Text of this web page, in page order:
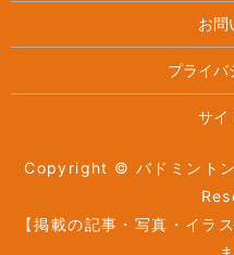
お問
プライバ
サイ
Copyright © バドミント
【掲載の記事・写真・イラ